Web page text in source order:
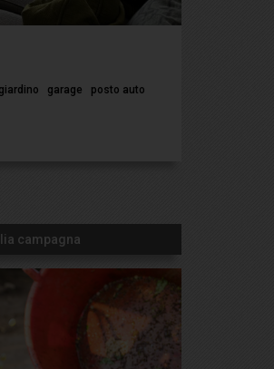
giardino garage posto auto
campagna